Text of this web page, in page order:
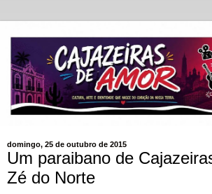
domingo, 25 de outubro de 2015
Um paraibano de
Zé do Norte